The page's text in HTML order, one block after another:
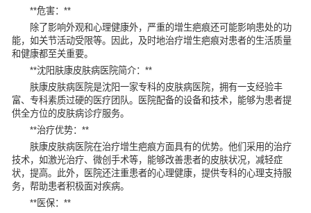
**危害：**
除了影响外观和心理健康外，严重的增生疤痕还可能影响患处的功
能，如关节活动受限等。因此，及时地治疗增生疤痕对患者的生活质量
和健康都至关重要。
**沈阳肤康皮肤病医院简介：**
肤康皮肤病医院是沈阳一家专科的皮肤病医院，拥有一支经验丰
富、专科素质过硬的医疗团队。医院配备的设备和技术，能够为患者提
供全方位的皮肤病诊疗服务。
**治疗优势：**
肤康皮肤病医院在治疗增生疤痕方面具有的优势。他们采用的治疗
技术，如激光治疗、微创手术等，能够改善患者的皮肤状况，减轻症
状，提高。此外，医院还注重患者的心理健康，提供专科的心理支持服
务，帮助患者积极面对疾病。
**医保：**